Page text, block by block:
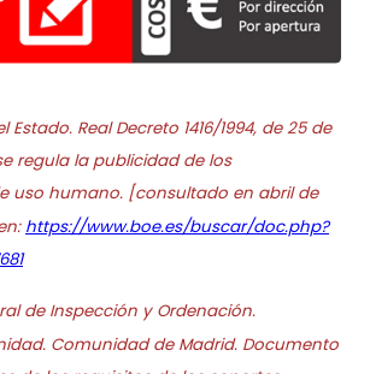
Estado. Real Decreto 1416/1994, de 25 de
regula la publicidad de los
uso humano. [consultado en abril de
https://www.boe.es/buscar/doc.php?
de Inspección y Ordenación.
Comunidad de Madrid. Documento